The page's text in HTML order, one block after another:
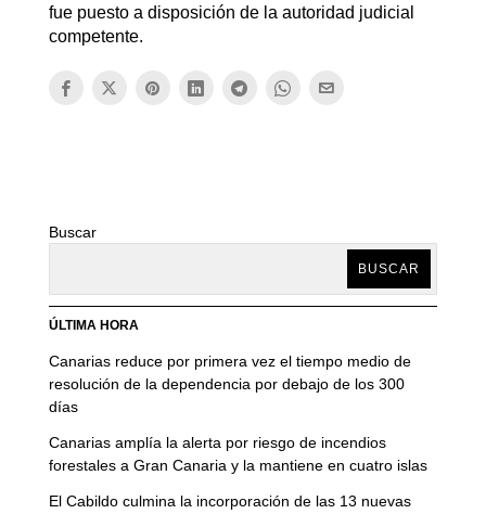
fue puesto a disposición de la autoridad judicial
competente.
Buscar
BUSCAR
ÚLTIMA HORA
Canarias reduce por primera vez el tiempo medio de
resolución de la dependencia por debajo de los 300
días
Canarias amplía la alerta por riesgo de incendios
forestales a Gran Canaria y la mantiene en cuatro islas
El Cabildo culmina la incorporación de las 13 nuevas